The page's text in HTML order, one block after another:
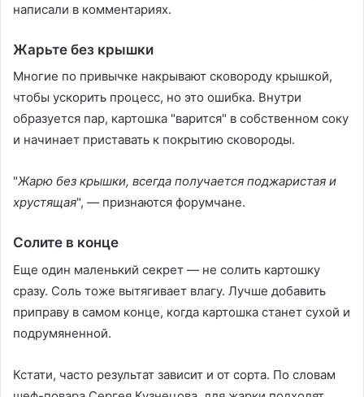
написали в комментариях.
Жарьте без крышки
Многие по привычке накрывают сковороду крышкой,
чтобы ускорить процесс, но это ошибка. Внутри
образуется пар, картошка "варится" в собственном соку
и начинает приставать к покрытию сковороды.
"Жарю без крышки, всегда получается поджаристая и
хрустящая", — признаются форумчане.
Солите в конце
Еще один маленький секрет — не солить картошку
сразу. Соль тоже вытягивает влагу. Лучше добавить
приправу в самом конце, когда картошка станет сухой и
подрумяненной.
Кстати, часто результат зависит и от сорта. По словам